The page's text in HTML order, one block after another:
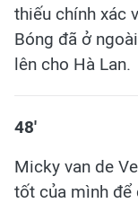
thiếu chính xác
Bóng đã ở
lên cho Hà Lan.
48'
Micky van de
tốt của mình để